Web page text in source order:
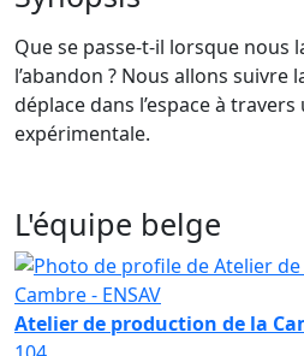
Que se passe-t-il lorsque nous
l’abandon ? Nous allons suivre
déplace dans l’espace à
expérimentale.
L'équipe belge
Atelier de production de la